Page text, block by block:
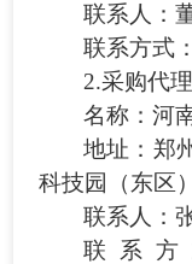
联系人：
联系方式：
2.采购代
名称：河
地址：郑
科技园（东区）
联系人：
联系方